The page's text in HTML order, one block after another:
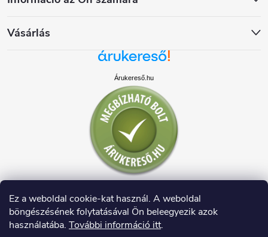
Ez a weboldal cookie-kat használ. A weboldal
böngészésének folytatásával Ön beleegyezik azok
használatába. További információ itt.
Vásárlás
Árukereső.hu